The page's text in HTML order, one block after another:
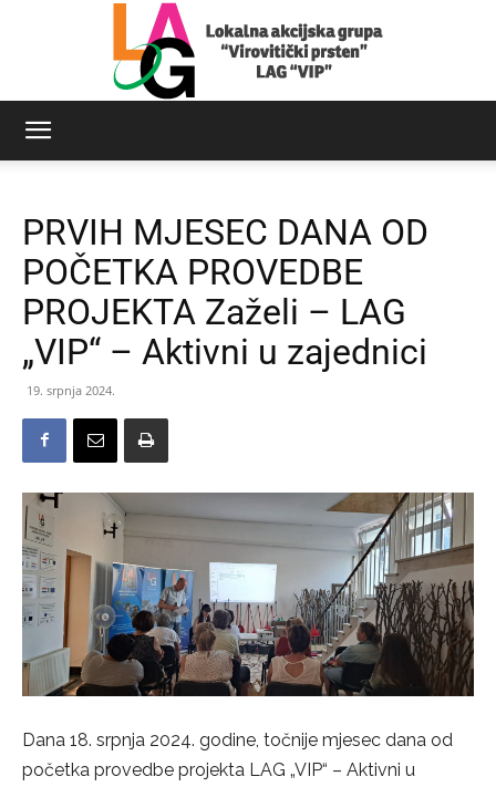
Virovitički
prsten
PRVIH MJESEC DANA OD
POČETKA PROVEDBE
PROJEKTA Zaželi – LAG
„VIP“ – Aktivni u zajednici
19. srpnja 2024.
Dana 18. srpnja 2024. godine, točnije mjesec dana od
početka provedbe projekta LAG „VIP“ – Aktivni u